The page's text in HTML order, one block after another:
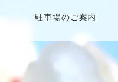
駐車場のご案内